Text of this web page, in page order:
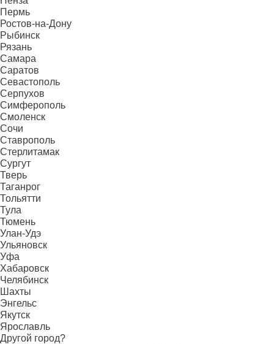
Пермь
Ростов-на-Дону
Рыбинск
Рязань
Самара
Саратов
Севастополь
Серпухов
Симферополь
Смоленск
Сочи
Ставрополь
Стерлитамак
Сургут
Тверь
Таганрог
Тольятти
Тула
Тюмень
Улан-Удэ
Ульяновск
Уфа
Хабаровск
Челябинск
Шахты
Энгельс
Якутск
Ярославль
Другой город?